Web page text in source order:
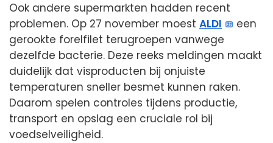
Ook andere supermarkten hadden recent
problemen. Op 27 november moest ALDI
een
gerookte forelfilet terugroepen vanwege
dezelfde bacterie. Deze reeks meldingen maakt
duidelijk dat visproducten bij onjuiste
temperaturen sneller besmet kunnen raken.
Daarom spelen controles tijdens productie,
transport en opslag een cruciale rol bij
voedselveiligheid.